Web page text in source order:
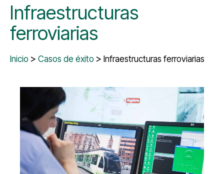
Infraestructuras
ferroviarias
Inicio Casos de éxito Infraestructuras ferroviarias